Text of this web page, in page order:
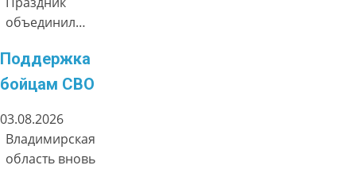
объединил…
Поддержка
бойцам СВО
03.08.2026
Владимирская
область вновь